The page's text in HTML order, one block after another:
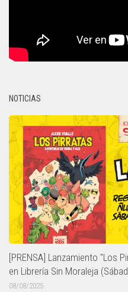
NOTICIAS
[PRENSA] Lanzamiento "Los
en Librería Sin Moraleja
08/08/2025